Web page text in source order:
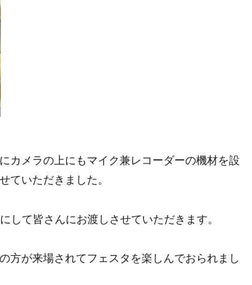
カメラの上にもマイク兼レコーダーの機材を設
ていただきました。
て皆さんにお渡しさせていただきます。
方が来場されてフェスタを楽しんでおられまし